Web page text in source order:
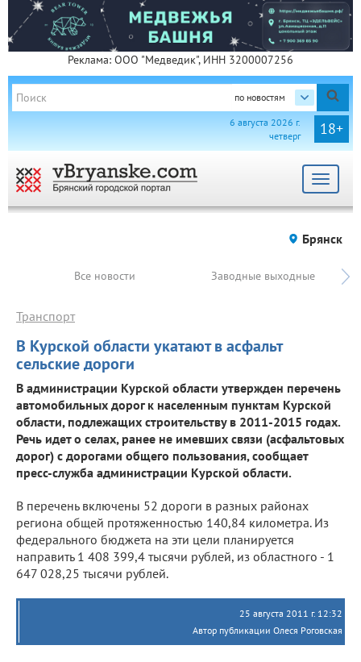
Реклама: ООО "Медведик", ИНН 3200007256
по новостям
18+
6 августа 2026 г.
четверг
Toggle
Брянск
Все новости Заводные выходные
В Курской области укатают в асфальт
сельские дороги
Транспорт
В администрации Курской области утвержден перечень
автомобильных дорог к населенным пунктам Курской
области, подлежащих строительству в 2011-2015 годах.
Речь идет о селах, ранее не имевших связи (асфальтовых
дорог) с дорогами общего пользования, сообщает
пресс-служба администрации Курской области.
В перечень включены 52 дороги в разных районах
региона общей протяженностью 140,84 километра. Из
федерального бюджета на эти цели планируется
направить 1 408 399,4 тысячи рублей, из областного - 1
647 028,25 тысячи рублей.
25 августа 2011 г. 12:32
Автор публикации Олеся Роговская